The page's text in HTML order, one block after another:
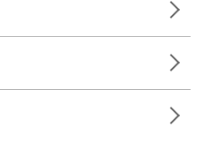
Beispiel: Video- und
und Vorträge